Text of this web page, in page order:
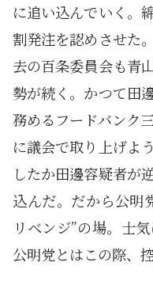
に追い込んでいく。
割発注を認めさせた
去の百条委員会も青
勢が続く。かつて田
務めるフードバンク
に議会で取り上げよ
したか田邊容疑者が
込んだ。だから公明
リベンジ”の場。士
公明党とはこの際、控